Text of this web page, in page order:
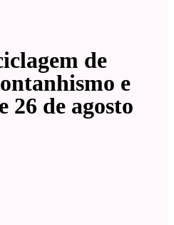
de
e
26 de agosto